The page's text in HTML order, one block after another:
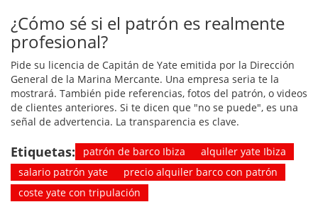
¿Cómo sé si el patrón es realmente
profesional?
Pide su licencia de Capitán de Yate emitida por la Dirección
General de la Marina Mercante. Una empresa seria te la
mostrará. También pide referencias, fotos del patrón, o videos
de clientes anteriores. Si te dicen que "no se puede", es una
señal de advertencia. La transparencia es clave.
Etiquetas: patrón de barco Ibiza
alquiler yate Ibiza
salario patrón yate
precio alquiler barco con patrón
coste yate con tripulación